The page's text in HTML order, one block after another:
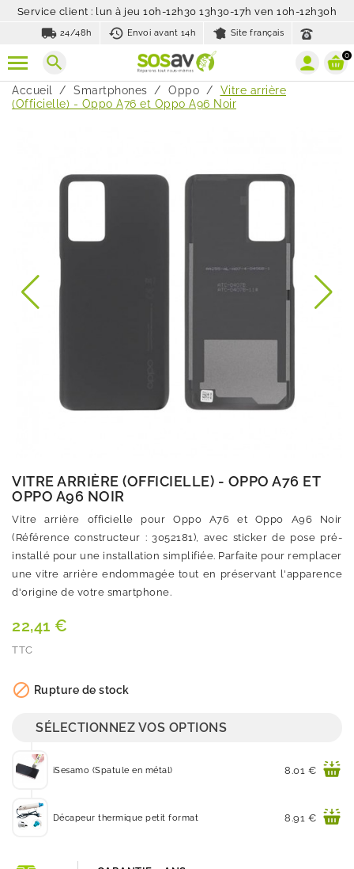
Service client : lun à jeu 10h-12h30 13h30-17h ven 10h-12h30h
local_shipping 24/48h history_toggle_off
Envoi avant 14h Site français
search 0
Accueil Smartphones Oppo
Vitre arrière
(Officielle) - Oppo A76 et Oppo A96 Noir
VITRE ARRIÈRE (OFFICIELLE) - OPPO A76 ET
OPPO A96 NOIR
Vitre arrière officielle pour Oppo A76 et Oppo A96 Noir
(Référence constructeur : 3052181), avec sticker de pose pré-
installé pour une installation simplifiée. Parfaite pour remplacer
une vitre arrière endommagée tout en préservant l'apparence
d'origine de votre smartphone.
22,41 €
TTC
 Rupture de stock
SÉLECTIONNEZ VOS OPTIONS
iSesamo (Spatule en métal) Prix
8.01 €
Décapeur thermique petit format Prix
8.91 €